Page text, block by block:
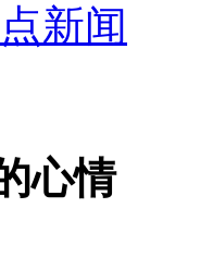
路
新闻
心情